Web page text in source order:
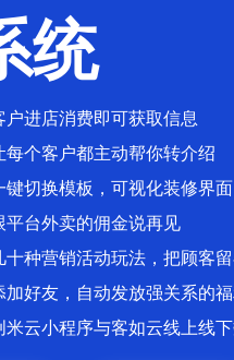
统
户进店消费即可获取信息
每个客户都主动帮你转介绍
键切换模板，可视化装修界面
平台外卖的佣金说再见
十种营销活动玩法，把顾客
加好友，自动发放强关系的福
云小程序与客如云线上线下